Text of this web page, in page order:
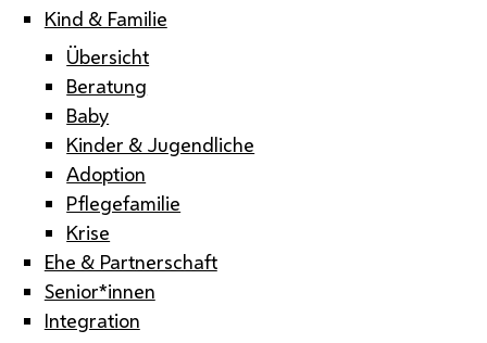
Kind & Familie
Übersicht
Beratung
Baby
Kinder & Jugendliche
Adoption
Pflegefamilie
Krise
Ehe & Partnerschaft
Senior*innen
Integration